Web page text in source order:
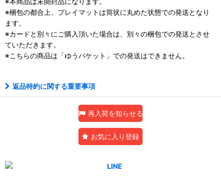
※梱包の都合上、プレイマットは筒状に丸めた状態での発送となり
ます。
※カードと別々にご購入頂いた場合は、別々の梱包での発送とさせ
ていただきます。
※こちらの商品は「ゆうパケット」での発送はできません。
返品特約に関する重要事項
再入荷を知らせる
お気に入り登録